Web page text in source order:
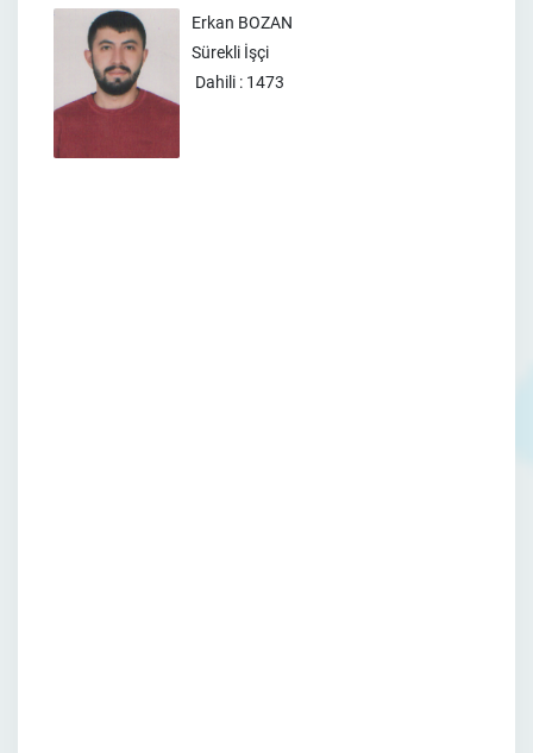
Erkan BOZAN
Sürekli İşçi
Dahili : 1473